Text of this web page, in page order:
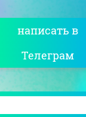
написать в
Телеграм